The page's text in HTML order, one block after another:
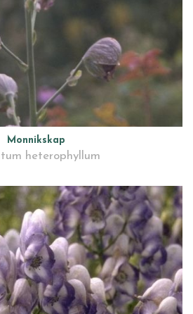
Monnikskap
heterophyllum